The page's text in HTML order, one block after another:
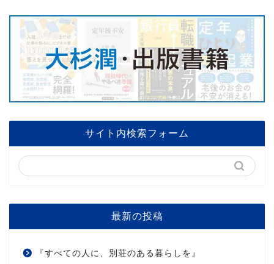
サイト内検索フォーム
最新の投稿
『すべての人に、別荘のある暮らしを』